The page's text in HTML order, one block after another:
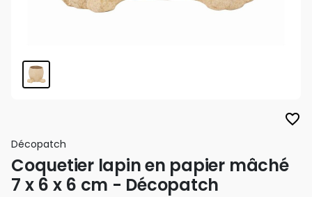
favorite_border
Décopatch
Coquetier lapin en papier mâché
7 x 6 x 6 cm - Décopatch